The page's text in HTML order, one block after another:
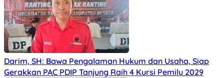
Darim, SH: Bawa Pengalaman Hukum dan Usaha, Siap
Gerakkan PAC PDIP Tanjung Raih 4 Kursi Pemilu 2029